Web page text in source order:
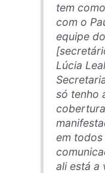
tem
com o
equipe
Lúcia
só tenho
em
ali está a